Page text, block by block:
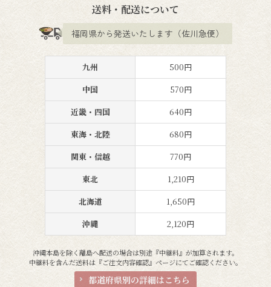
送料・配送について
福岡県から発送いたします（佐川急便）
九州
中国
近畿・四国
東海・北陸
関東・信越
東北
北海道
沖縄
500円
570円
640円
680円
770円
1,210円
1,650円
2,120円
沖縄本島を除く離島へ配送の場合は別途『中継料』が加算されます。
中継料を含んだ送料は『ご注文内容確認』ページにてご確認ください。
都道府県別の詳細はこちら